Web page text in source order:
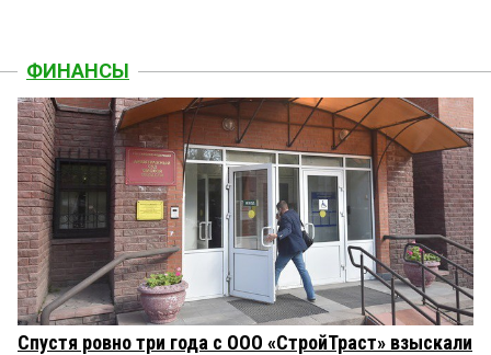
ФИНАНСЫ
Спустя ровно три года с ООО «СтройТраст» взыскали